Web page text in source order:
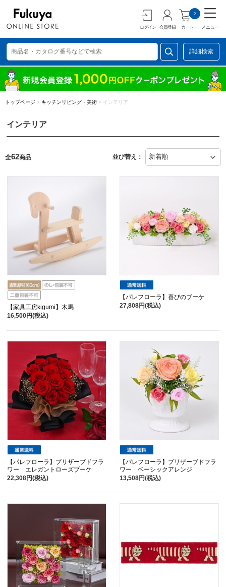
ログイン 会員登録 カート
0
メニュー
詳細検索
トップページ > キッチンリビング・美術 > インテリア
インテリア
全62商品 並び替え：
【家具工房kigumi】木馬
16,500円(税込)
【パレフローラ】喜びのブーケ
27,808円(税込)
【パレフローラ】プリザーブドフラ
ワー エレガントローズブーケ
22,308円(税込)
【パレフローラ】プリザーブドフラ
ワー ベーシックアレンジ
13,508円(税込)